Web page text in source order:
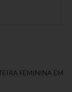
FEMININA EM